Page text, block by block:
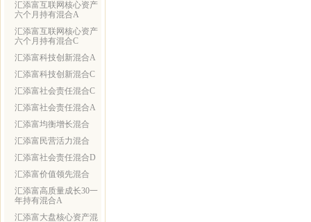
汇添富互联网核心资产
六个月持有混合A
汇添富互联网核心资产
六个月持有混合C
汇添富科技创新混合A
汇添富科技创新混合C
汇添富社会责任混合C
汇添富社会责任混合A
汇添富均衡增长混合
汇添富民营活力混合
汇添富社会责任混合D
汇添富价值领先混合
汇添富高质量成长30一
年持有混合A
汇添富大盘核心资产混